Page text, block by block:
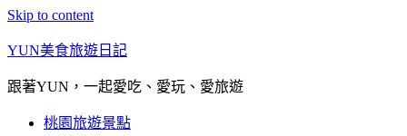
Skip to content
YUN美食旅遊日記
跟著YUN，一起愛吃、愛玩、愛旅遊
桃園旅遊景點